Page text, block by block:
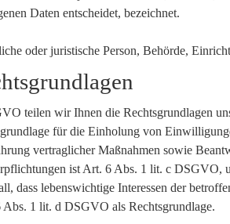
Daten entscheidet, bezeichnet.
oder juristische Person, Behörde,
teilen wir Ihnen die Rechtsgrundlagen
für die Einholung von
vertraglicher Maßnahmen sowie
ist Art. 6 Abs. 1 lit. c DSGVO,
dass lebenswichtige Interessen der
1 lit. d DSGVO als Rechtsgrundlage.